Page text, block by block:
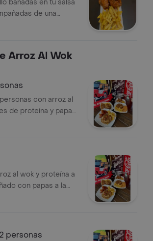
bañadas en tu salsa
de una
a la francesa.
Arroz Al Wok
con arroz al
de proteína y papas
al wok y proteína a
con papas a la
personal
personas